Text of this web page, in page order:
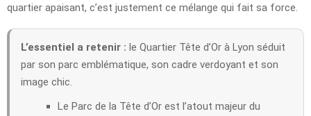
quartier apaisant, c’est justement ce mélange qui fait sa force.
L’essentiel a retenir : le Quartier Tête d’Or à Lyon séduit
par son parc emblématique, son cadre verdoyant et son
image chic.
Le Parc de la Tête d’Or est l’atout majeur du